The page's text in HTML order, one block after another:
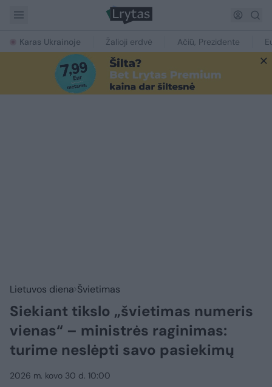
Karas Ukrainoje Žalioji erdvė Ačiū, Prezidente
Lietuvos diena Švietimas
Siekiant tikslo „švietimas numeris
vienas“ – ministrės raginimas:
turime neslėpti savo pasiekimų
2026 m. kovo 30 d. 10:00